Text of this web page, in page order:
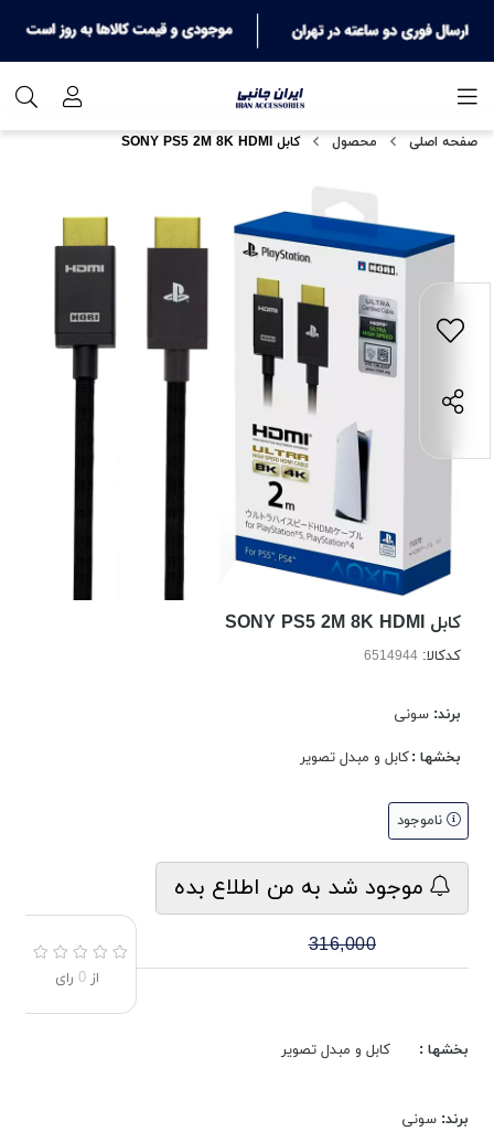
صفحه اصلی محصول کابل SONY PS5 2M 8K HDMI
کابل SONY PS5 2M 8K HDMI
کدکالا:
برند: سونی
بخشها :کابل و مبدل تصویر
ناموجود
موجود شد به من اطلاع بده
316,000
از 0 رای
بخشها : کابل و مبدل تصویر
برند: سونی